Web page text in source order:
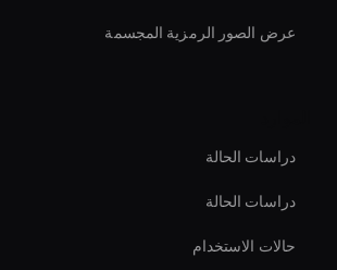
عرض الصور الرمزية المجسمة
دراسات الحالة
دراسات الحالة
حالات الاستخدام